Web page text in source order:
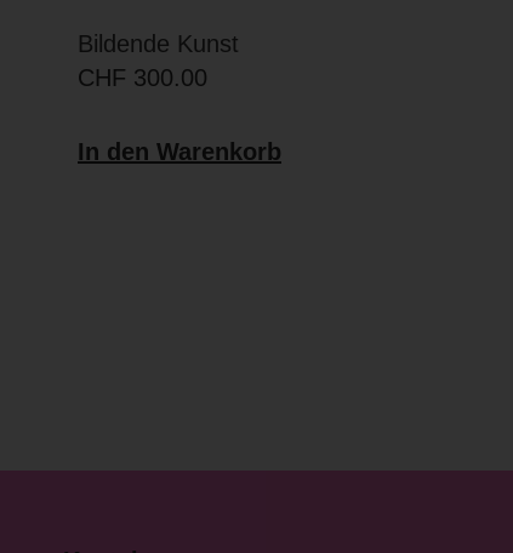
Bildende Kunst
CHF 300.00
In den Warenkorb